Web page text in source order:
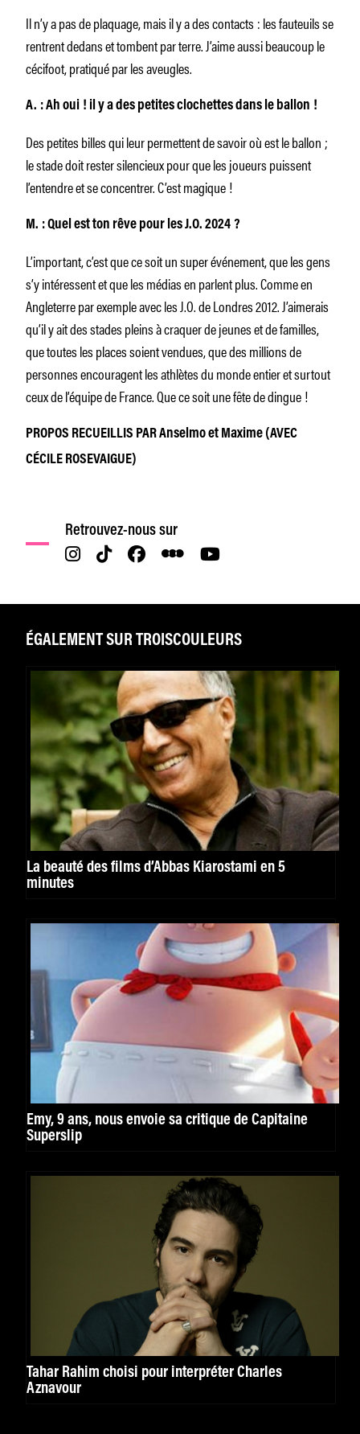
Il n’y a pas de plaquage, mais il y a des contacts : les fauteuils se
rentrent dedans et tombent par terre. J’aime aussi beaucoup le
cécifoot, pratiqué par les aveugles.
A. : Ah oui ! il y a des petites clochettes dans le ballon !
Des petites billes qui leur permettent de savoir où est le ballon ;
le stade doit rester silencieux pour que les joueurs puissent
l’entendre et se concentrer. C’est magique !
M. : Quel est ton rêve pour les J.O. 2024 ?
L’important, c’est que ce soit un super événement, que les gens
s’y intéressent et que les médias en parlent plus. Comme en
Angleterre par exemple avec les J.O. de Londres 2012. J’aimerais
qu’il y ait des stades pleins à craquer de jeunes et de familles,
que toutes les places soient vendues, que des millions de
personnes encouragent les athlètes du monde entier et surtout
ceux de l’équipe de France. Que ce soit une fête de dingue !
PROPOS RECUEILLIS PAR Anselmo et Maxime (AVEC
CÉCILE ROSEVAIGUE)
Retrouvez-nous sur
ÉGALEMENT SUR TROISCOULEURS
La beauté des films d’Abbas Kiarostami en 5
minutes
Emy, 9 ans, nous envoie sa critique de Capitaine
Superslip
Tahar Rahim choisi pour interpréter Charles
Aznavour